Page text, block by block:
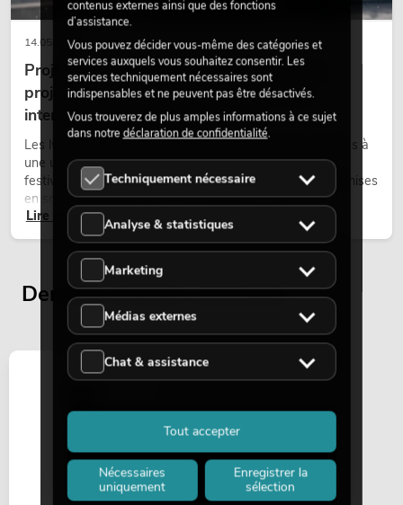
14.05.2026
Projecteurs à tête mobile d'extérieur : des
projecteurs à tête mobile résistants aux
intempéries pour les événements
Les lyres outdoor sont des projecteurs motorisés destinés à
une utilisation en extérieur. Elles sont utilisées lors de
festivals, de fêtes urbaines, de concerts en plein air, de mises
en scène architecturales et d’installations extérieures
temporaires.
Lire maintenant
Derniers articles consultés
contenus externes ainsi que des fonctions
d’assistance.
Vous pouvez décider vous-même des catégories et
services auxquels vous souhaitez consentir. Les
services techniquement nécessaires sont
indispensables et ne peuvent pas être désactivés.
Vous trouverez de plus amples informations à ce sujet
dans notre déclaration de confidentialité.
Techniquement nécessaire
Analyse & statistiques
Marketing
Médias externes
Chat & assistance
Nécessaires
uniquement
Enregistrer la
sélection
Tout accepter